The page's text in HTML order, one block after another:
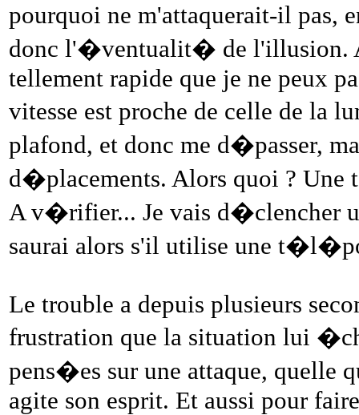
pourquoi ne m'attaquerait-il pas,
donc l'�ventualit� de l'illusion.
tellement rapide que je ne peux
vitesse est proche de celle de la
plafond, et donc me d�passer,
d�placements. Alors quoi ?
A v�rifier... Je vais d�clencher
saurai alors s'il utilise une
Le trouble a depuis plusieurs
frustration que la situation lui
pens�es sur une attaque, quelle
agite son esprit. Et aussi pour